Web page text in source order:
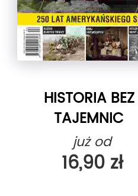
HISTORIA BEZ
TAJEMNIC
już od
16,90 zł